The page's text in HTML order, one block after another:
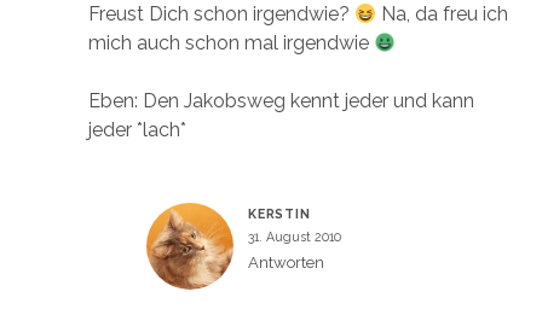
Freust Dich schon irgendwie?
Na, da freu ich
mich auch schon mal irgendwie
Eben: Den Jakobsweg kennt jeder und kann
jeder *lach*
KERSTIN
31. August 2010
Antworten